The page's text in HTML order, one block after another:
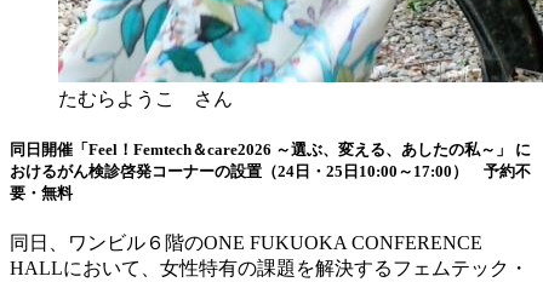
たむらようこ さん
同日開催「Feel！Femtech＆care2026 ～選ぶ、変える、あしたの私～」 に
おけるがん検診啓発コーナーの設置（24日・25日10:00～17:00） 予約不
要・無料
同日、ワンビル６階のONE FUKUOKA CONFERENCE
HALLにおいて、女性特有の課題を解決するフェムテック・